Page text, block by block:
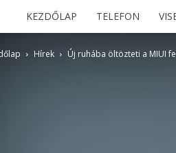
Xiaomilife
KEZDŐLAP TELEFON
Hírek Új ruhába öltözteti a MIUI